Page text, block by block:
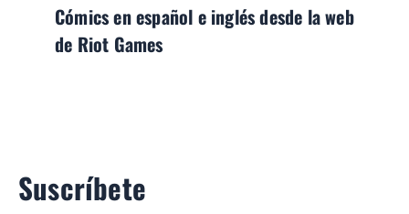
Cómics en español e inglés desde la web
de Riot Games
Suscríbete